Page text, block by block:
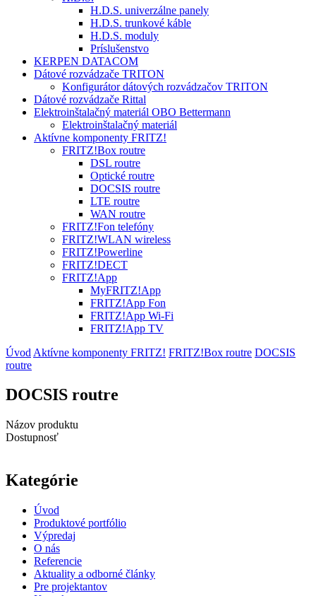
H.D.S. univerzálne panely
H.D.S. trunkové káble
H.D.S. moduly
Príslušenstvo
KERPEN DATACOM
Dátové rozvádzače TRITON
Konfigurátor dátových rozvádzačov TRITON
Dátové rozvádzače Rittal
Elektroinštalačný materiál OBO Bettermann
Elektroinštalačný materiál
Aktívne komponenty FRITZ!
FRITZ!Box routre
DSL routre
Optické routre
DOCSIS routre
LTE routre
WAN routre
FRITZ!Fon telefóny
FRITZ!WLAN wireless
FRITZ!Powerline
FRITZ!DECT
FRITZ!App
MyFRITZ!App
FRITZ!App Fon
FRITZ!App Wi-Fi
FRITZ!App TV
Úvod Aktívne komponenty FRITZ! FRITZ!Box routre DOCSIS
routre
DOCSIS routre
Názov produktu
Dostupnosť
Kategórie
Úvod
Produktové portfólio
Výpredaj
O nás
Referencie
Aktuality a odborné články
Pre projektantov